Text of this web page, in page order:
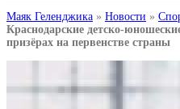
Маяк Геленджика » Новости »
Краснодарские детско-
призёрах на первенстве страны